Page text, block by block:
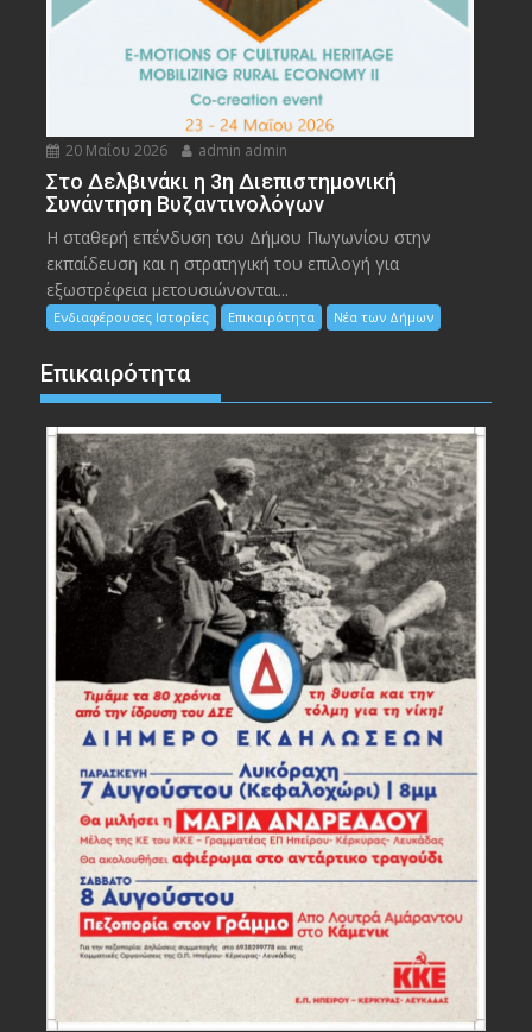
20 Μαΐου 2026 admin admin
Στο Δελβινάκι η 3η Διεπιστημονική
Συνάντηση Βυζαντινολόγων
Η σταθερή επένδυση του Δήμου Πωγωνίου στην
εκπαίδευση και η στρατηγική του επιλογή για
εξωστρέφεια μετουσιώνονται...
Ενδιαφέρουσες Ιστορίες Επικαιρότητα Νέα των Δήμων
Επικαιρότητα